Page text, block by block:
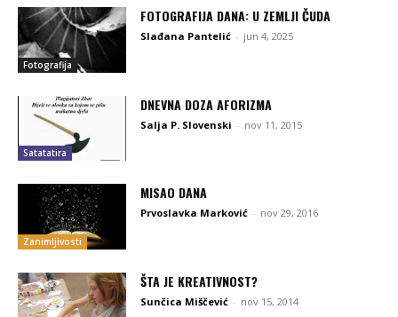
Fotografija
FOTOGRAFIJA DANA: U ZEMLJI ČUDA
Slađana Pantelić - jun 4, 2025
Satatatira
DNEVNA DOZA AFORIZMA
Salja P. Slovenski - nov 11, 2015
Zanimljivosti
MISAO DANA
Prvoslavka Marković - nov 29, 2016
ŠTA JE KREATIVNOST?
Sunčica Miščević - nov 15, 2014